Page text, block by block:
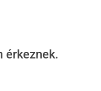
érkeznek.